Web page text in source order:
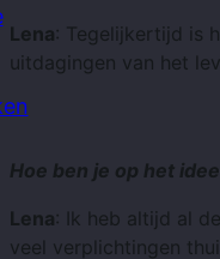
Lena: Tegelijkertijd is
uitdagingen van het
Hoe ben je op het
Lena: Ik heb altijd al
veel verplichtingen